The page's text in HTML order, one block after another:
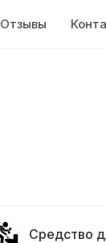
Отзывы
Средство